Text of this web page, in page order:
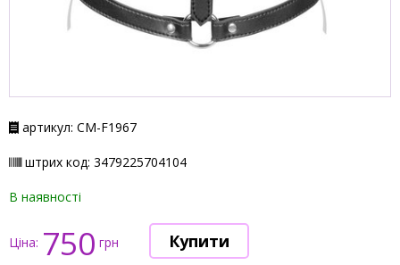
артикул: СМ-F1967
штрих код: 3479225704104
В наявності
Ціна: 750 грн